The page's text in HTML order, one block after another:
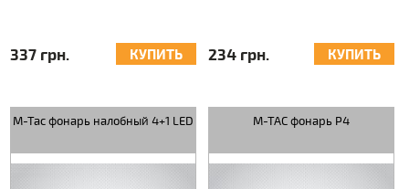
337 грн. КУПИТЬ 234 грн. КУПИТЬ
M-Tac фонарь налобный 4+1 LED M-TAC фонарь P4